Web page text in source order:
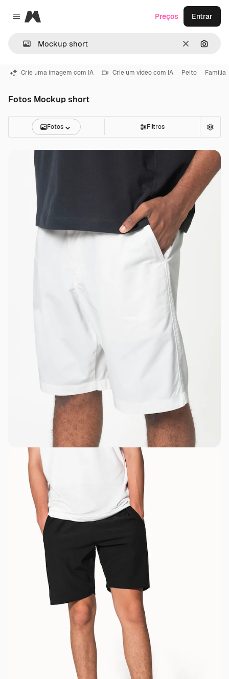
Close menu
Magnific
Limpar
Preços Entrar
Crie uma imagem com IA Crie um vídeo com IA Peito Familia
Fotos Mockup short
Fotos Filtros